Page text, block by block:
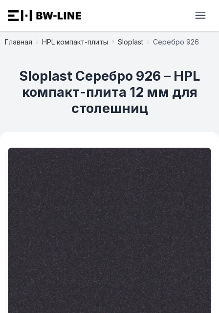
Главная HPL компакт-плиты Sloplast Серебро 926
Sloplast Серебро 926 – HPL
компакт-плита 12 мм для
столешниц